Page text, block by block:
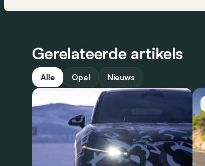
Gerelateerde artikels
Alle Opel Nieuws